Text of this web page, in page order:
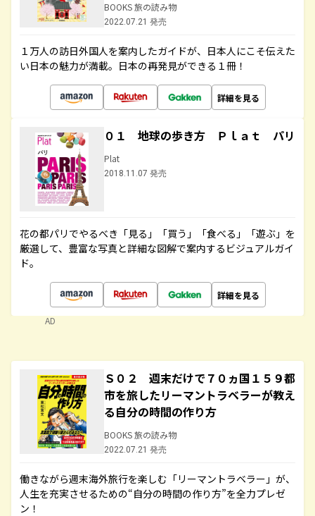
BOOKS 旅の読み物
2022.07.21 発売
１万人の訪日外国人を案内したガイドが、日本人にこそ伝えた
い日本の魅力が満載。日本の再発見ができる１冊！
詳細を見る
０１ 地球の歩き方 Ｐｌａｔ パリ
Plat
2018.11.07 発売
花の都パリでやるべき「見る」「買う」「食べる」「遊ぶ」を
厳選して、豊富な写真と詳細な図解で案内するビジュアルガイ
ド。
詳細を見る
AD
Ｓ０２ 週末だけで７０ヵ国１５９都
市を旅したリーマントラベラーが教え
る自分の時間の作り方
BOOKS 旅の読み物
2022.07.21 発売
働きながら週末海外旅行を楽しむ「リーマントラベラー」が、
人生を充実させるための“自分の時間の作り方”を全力プレゼ
ン！